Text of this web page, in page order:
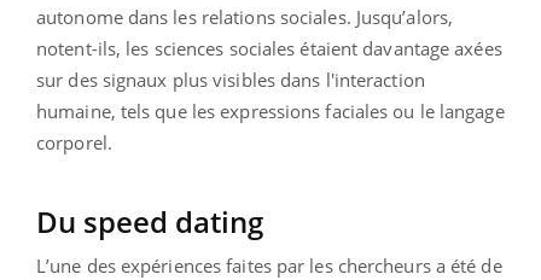
autonome dans les relations sociales. Jusqu’alors,
notent-ils, les sciences sociales étaient davantage axées
sur des signaux plus visibles dans l'interaction
humaine, tels que les expressions faciales ou le langage
corporel.
Du speed dating
L’une des expériences faites par les chercheurs a été de